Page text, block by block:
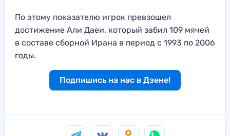
По этому показателю игрок превзошел
достижение Али Даеи, который забил 109 мячей
в составе сборной Ирана в период с 1993 по 2006
годы.
Подпишись на нас в Дзене!